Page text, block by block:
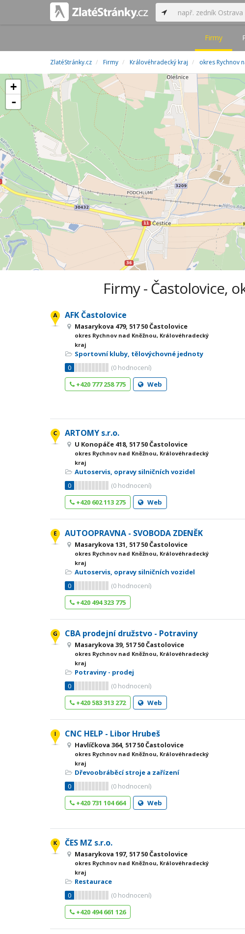
Firmy
ZlatéStránky.cz Firmy Královéhradecký kraj okres Rychnov
+
-
Firmy - Častolovice,
AFK Častolovice
Masarykova 479, 517 50 Častolovice
okres Rychnov nad Kněžnou, Královéhradecký
kraj
Sportovní kluby, tělovýchovné jednoty
0
(0 hodnocení)
+420 777 258 775
Web
ARTOMY s.r.o.
U Konopáče 418, 517 50 Častolovice
okres Rychnov nad Kněžnou, Královéhradecký
kraj
Autoservis, opravy silničních vozidel
0
(0 hodnocení)
+420 602 113 275
Web
AUTOOPRAVNA - SVOBODA ZDENĚK
Masarykova 131, 517 50 Častolovice
okres Rychnov nad Kněžnou, Královéhradecký
kraj
Autoservis, opravy silničních vozidel
0
(0 hodnocení)
+420 494 323 775
CBA prodejní družstvo - Potraviny
Masarykova 39, 517 50 Častolovice
okres Rychnov nad Kněžnou, Královéhradecký
kraj
Potraviny - prodej
0
(0 hodnocení)
+420 583 313 272
Web
CNC HELP - Libor Hrubeš
Havlíčkova 364, 517 50 Častolovice
okres Rychnov nad Kněžnou, Královéhradecký
kraj
Dřevoobráběcí stroje a zařízení
0
(0 hodnocení)
+420 731 104 664
Web
ČES MZ s.r.o.
Masarykova 197, 517 50 Častolovice
okres Rychnov nad Kněžnou, Královéhradecký
kraj
Restaurace
0
(0 hodnocení)
+420 494 661 126